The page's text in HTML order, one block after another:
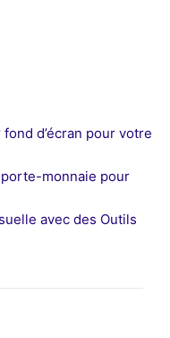
d’écran pour votre
monnaie pour
avec des Outils